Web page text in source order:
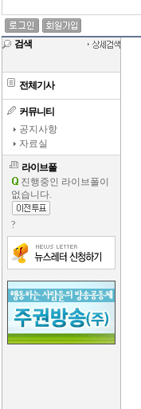
검색
전체기사
커뮤니티
공지사항
자료실
라이브폴
진행중인 라이브폴이
없습니다.
?